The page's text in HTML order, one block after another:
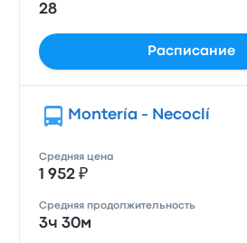
28
Расписание
Montería - Necoclí
Средняя цена
1 952 ₽
Средняя продолжительность
3ч 30м